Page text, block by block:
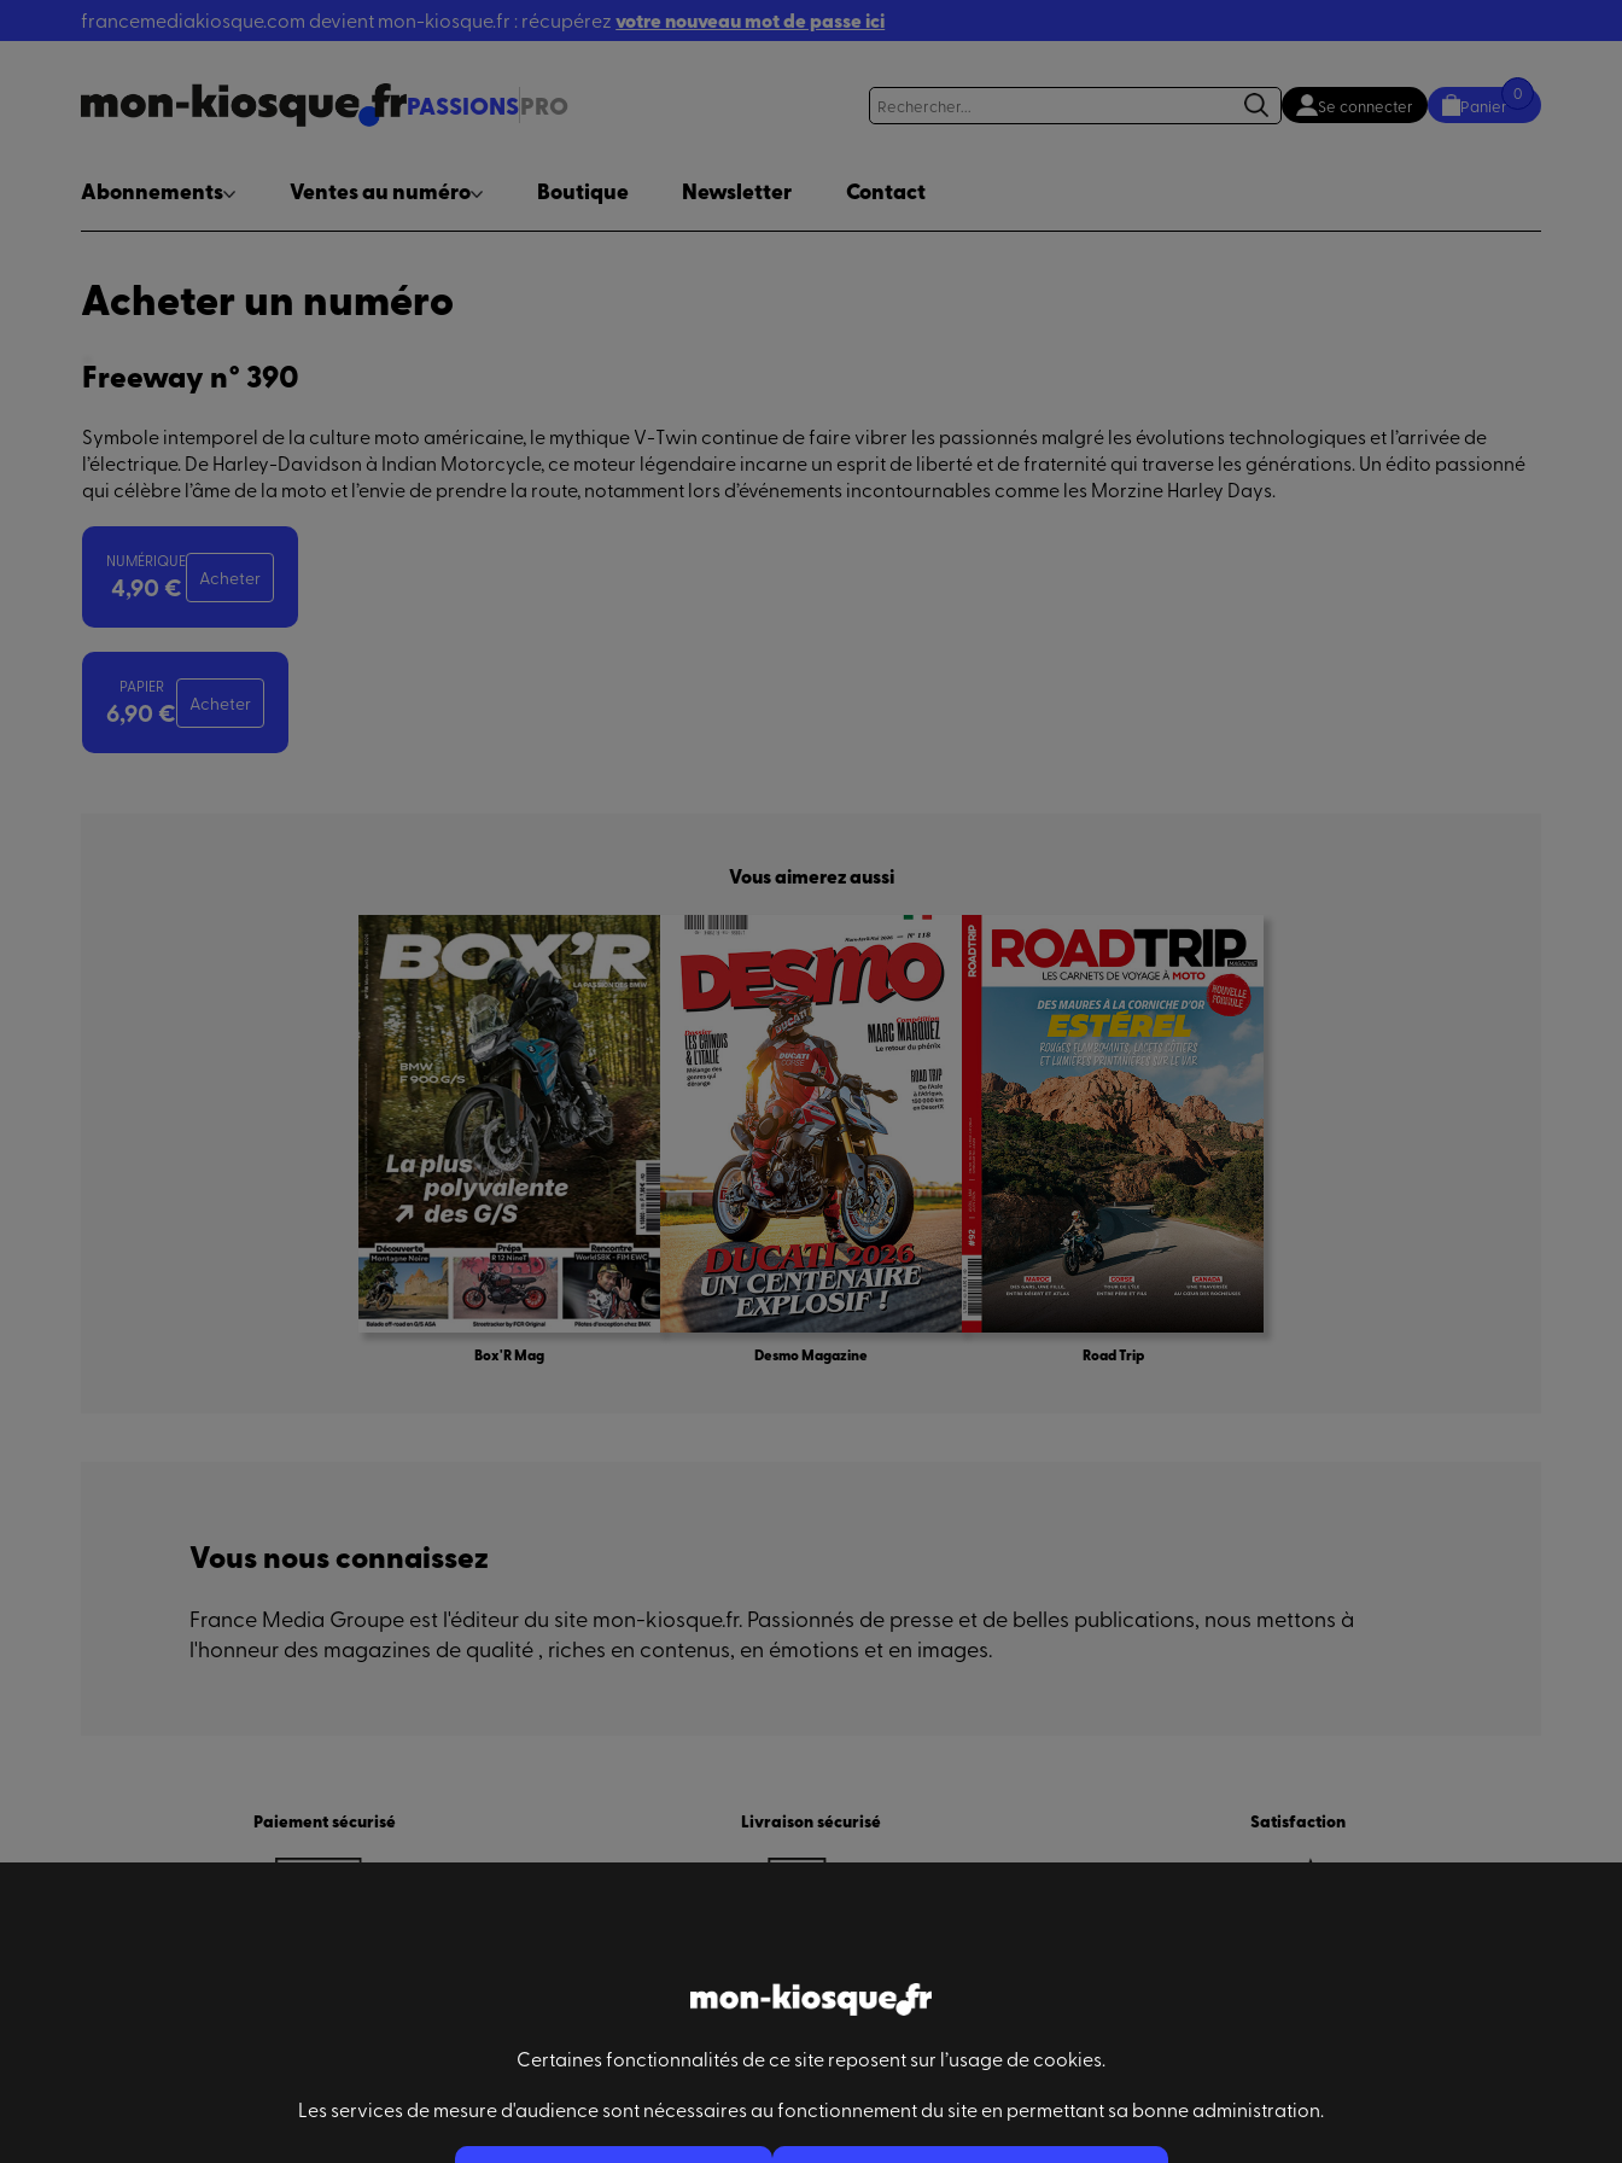
Certaines fonctionnalités de ce site reposent sur l’usage de cookies.
Les services de mesure d'audience sont nécessaires au fonctionnement du site en permettant sa bonne administration.
francemediakiosque.com devient mon-kiosque.fr : récupérezvotre nouveau mot de passe ici
PASSIONSPRO Se connecter Panier
0
Abonnements Ventes au numéro Boutique Newsletter Contact
Acheter un numéro
Freeway n° 390
Symbole intemporel de la culture moto américaine, le mythique V-Twin continue de faire vibrer les passionnés malgré les évolutions technologiques et l’arrivée de
l’électrique. De Harley-Davidson à Indian Motorcycle, ce moteur légendaire incarne un esprit de liberté et de fraternité qui traverse les générations. Un édito passionné
qui célèbre l’âme de la moto et l’envie de prendre la route, notamment lors d’événements incontournables comme les Morzine Harley Days.
NUMÉRIQUE
4,90 € Acheter
PAPIER
6,90 € Acheter
Vous aimerez aussi
Box'R Mag Desmo Magazine Road Trip
Vous nous connaissez
France Media Groupe est l'éditeur du site mon-kiosque.fr. Passionnés de presse et de belles publications, nous mettons à
l'honneur des magazines de qualité , riches en contenus, en émotions et en images.
Paiement sécurisé Livraison sécurisé Satisfaction
Abonnez-vous à notre newsletter